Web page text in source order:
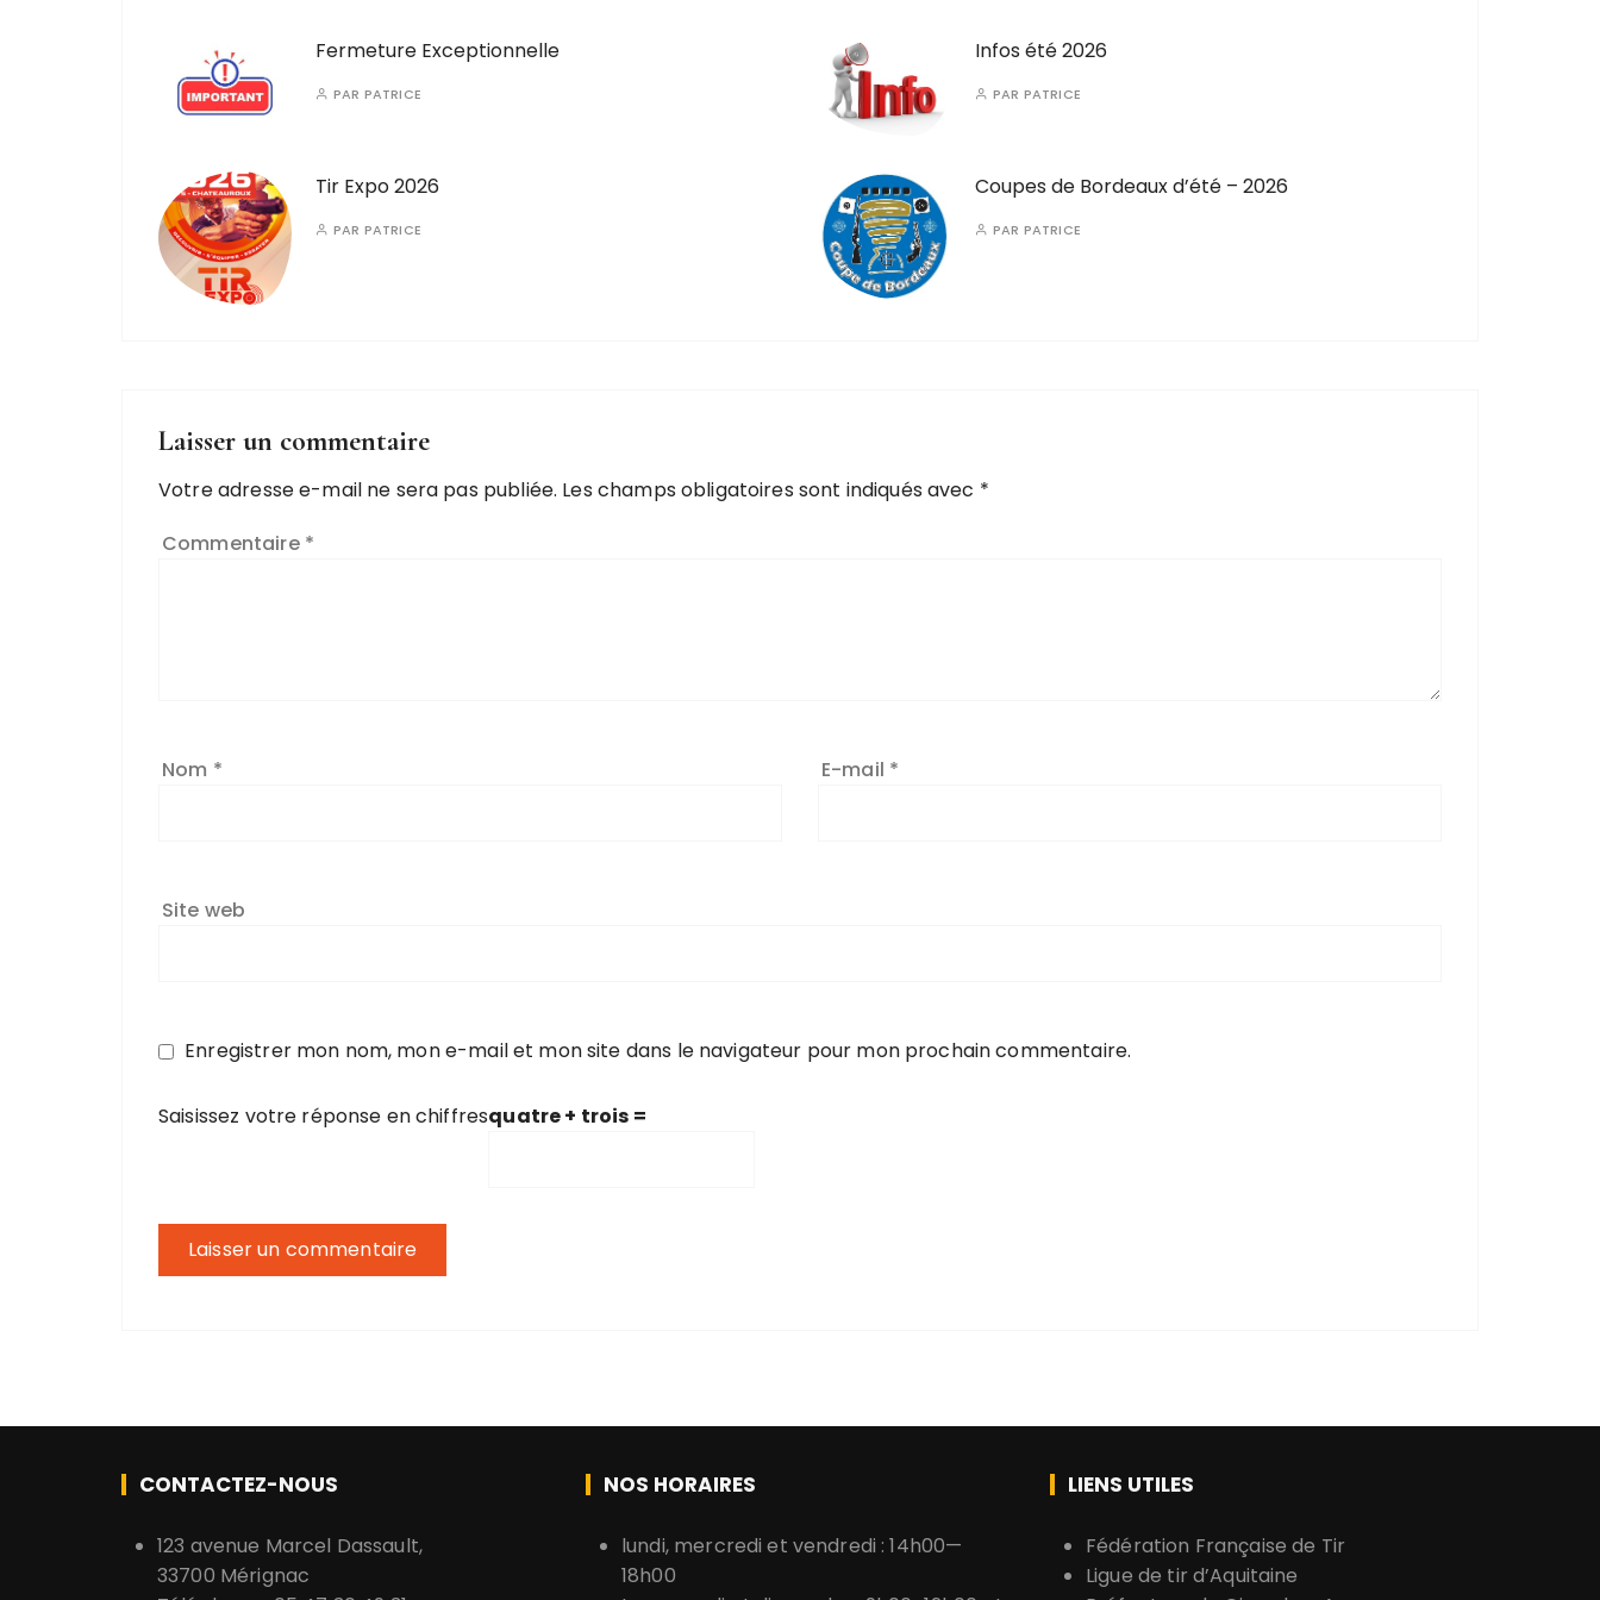
Fermeture Exceptionnelle
PAR PATRICE
Infos été 2026
PAR PATRICE
Tir Expo 2026
PAR PATRICE
Coupes de Bordeaux d’été – 2026
PAR PATRICE
Laisser un commentaire
Votre adresse e-mail ne sera pas publiée. Les champs obligatoires sont indiqués avec *
Commentaire *
Nom * E-mail *
Site web
Enregistrer mon nom, mon e-mail et mon site dans le navigateur pour mon prochain commentaire.
Saisissez votre réponse en chiffresquatre + trois =
CONTACTEZ-NOUS
123 avenue Marcel Dassault,
33700 Mérignac
NOS HORAIRES
lundi, mercredi et vendredi : 14h00—
18h00
LIENS UTILES
Fédération Française de Tir
Ligue de tir d’Aquitaine